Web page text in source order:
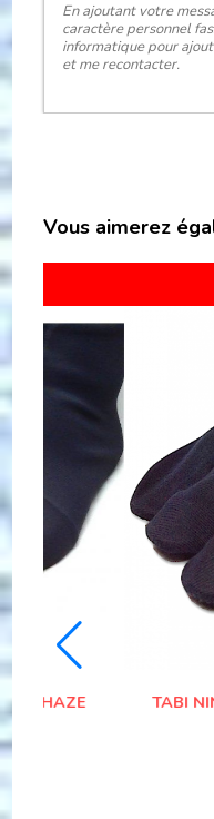
En ajoutant votre
caractère personnel
informatique pour
et me recontacter.
Vous aimerez
TABI SHINSHI